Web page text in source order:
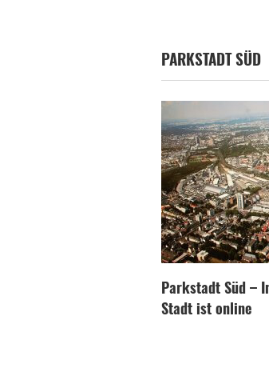
PARKSTADT SÜD
Parkstadt Süd –
Stadt ist online